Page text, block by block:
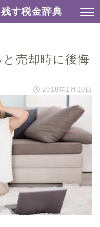
す税金辞典
売却時に後悔
2018年1月10日